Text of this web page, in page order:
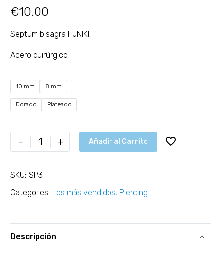
€10.00
Septum bisagra FUNIKI
Acero quirúrgico
10 mm 8 mm
Dorado Plateado
- + Añadir al Carrito
SKU: SP3
Categories: Los más vendidos, Piercing
Descripción